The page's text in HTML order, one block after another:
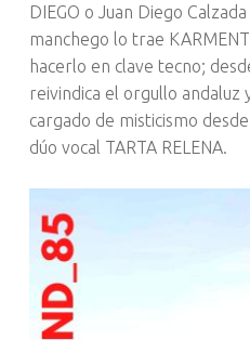
DIEGO o Juan Diego
manchego lo trae
hacerlo en clave tecno;
reivindica el orgullo andaluz
cargado de misticismo
dúo vocal TARTA RELENA.